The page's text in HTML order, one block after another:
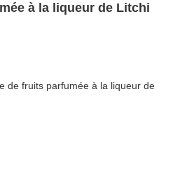
à la liqueur de Litchi